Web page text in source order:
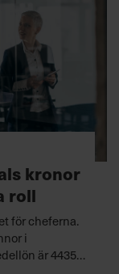
kronor
roll
för cheferna.
i
är 4435